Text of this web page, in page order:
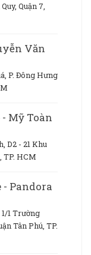
Quận 7,
Văn
P. Đông Hưng
Mỹ Toàn
D2 - 21 Khu
TP. HCM
- Pandora
1 Trường
Tân Phú, TP.